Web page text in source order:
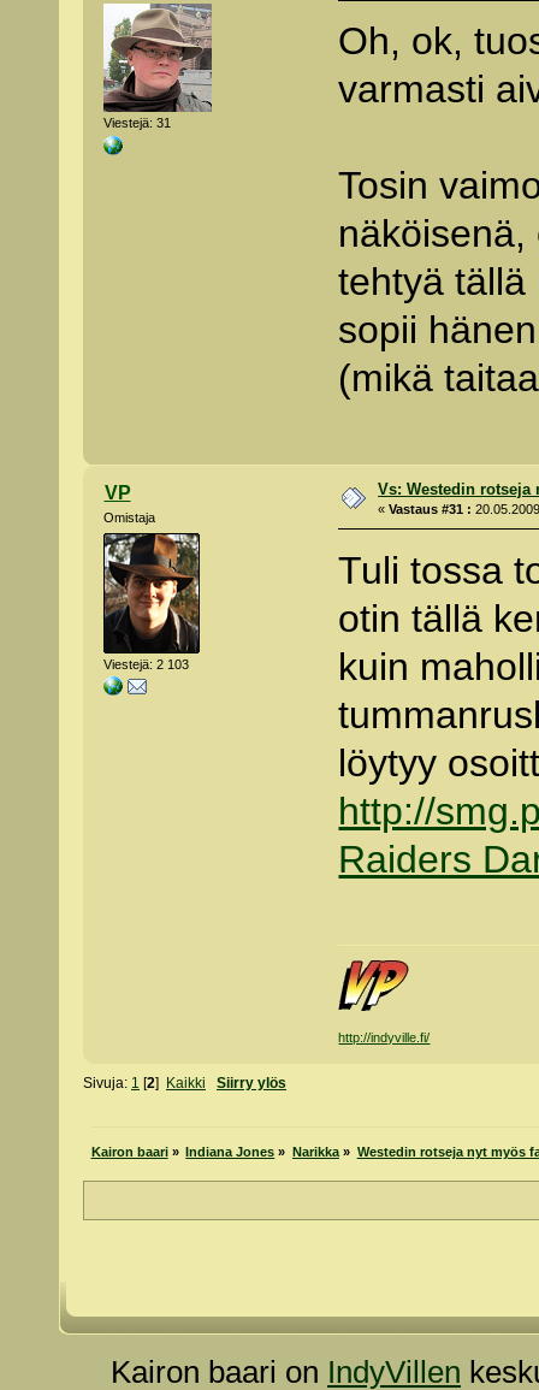
Viestejä: 31
Oh, ok,
varmasti
Tosin
tehtyä tällä
sopii
(mikä
VP
Omistaja
Viestejä: 2 103
Vs: Westedin rotseja
«Vastaus #31 :
Tuli tossa
otin tällä
kuin
löytyy
http://
Raiders
http://indyville.fi/
Sivuja: 1 [2] Kaikki Siirry ylös
Kairon baari» Indiana Jones » Narikka» Westedin rotseja nyt myös
Kairon baari on IndyVillen